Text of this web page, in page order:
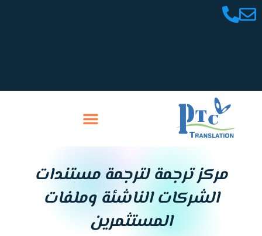
تخطي
مركز ترجمة لترجمة مستندات
الشركات الناشئة وملفات
المستثمرين